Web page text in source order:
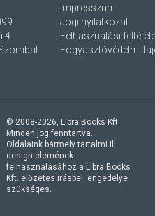
4.
Impresszum
Jogi nyilatkozat
Felhasználási
Fogyasztóvédelmi
© 2008-2026, Libra Books Kft.
Minden jog fenntartva.
Oldalaink bármely tartalmi ill.
design elemének
felhasználásához a Libra Books
Kft. előzetes írásbeli engedélye
szükséges.